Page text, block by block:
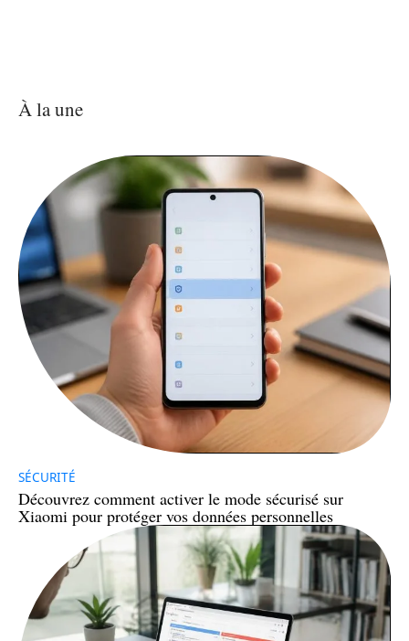
À la une
SÉCURITÉ
Découvrez comment activer le mode sécurisé sur
Xiaomi pour protéger vos données personnelles